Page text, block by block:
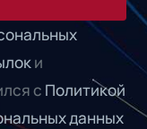
и
с Политикой
данных